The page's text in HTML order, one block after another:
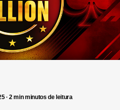
· 2 min minutos de leitura